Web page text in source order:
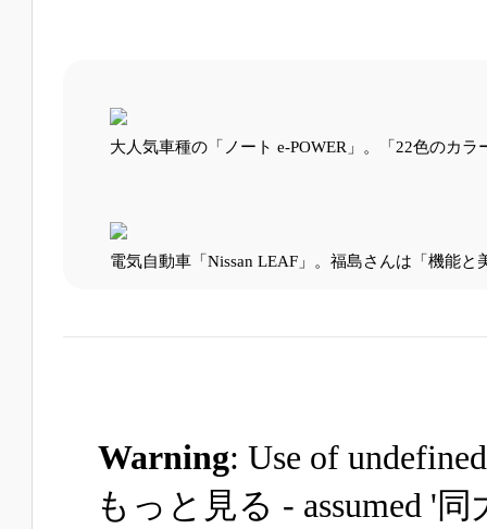
大人気車種の「ノート e-POWER」。「22色のカ
電気自動車「Nissan LEAF」。福島さんは「機能
Warning: Use of
もっと見る - assumed '